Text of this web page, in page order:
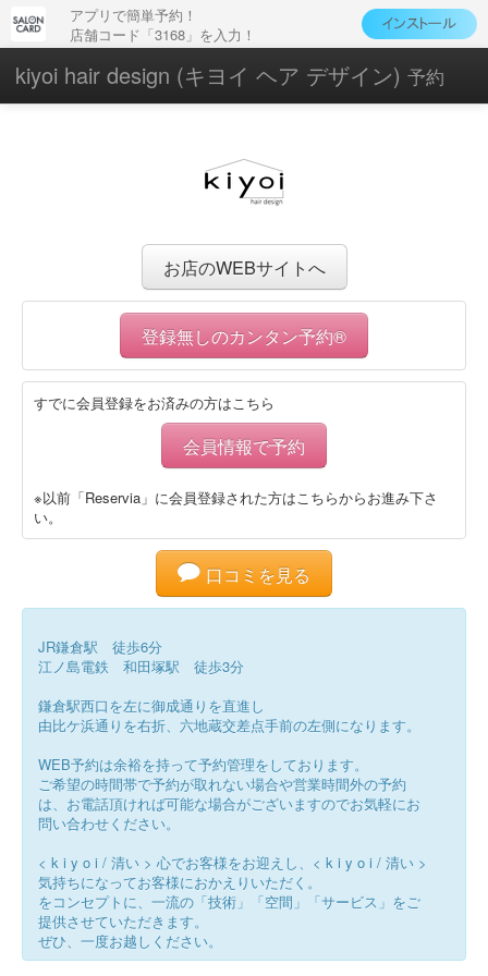
アプリで簡単予約！
店舗コード「3168」を入力！
kiyoi hair design (キヨイ ヘア デザイン) 予約
お店のWEBサイトへ
登録無しのカンタン予約®
すでに会員登録をお済みの方はこちら
会員情報で予約
※以前「Reservia」に会員登録された方はこちらからお進み下さ
い。
口コミを見る
JR鎌倉駅 徒歩6分
江ノ島電鉄 和田塚駅 徒歩3分
鎌倉駅西口を左に御成通りを直進し
由比ケ浜通りを右折、六地蔵交差点手前の左側になります。
WEB予約は余裕を持って予約管理をしております。
ご希望の時間帯で予約が取れない場合や営業時間外の予約
は、お電話頂ければ可能な場合がございますのでお気軽にお
問い合わせください。
< k i y o i / 清い > 心でお客様をお迎えし、< k i y o i / 清い >
気持ちになってお客様におかえりいただく。
をコンセプトに、一流の「技術」「空間」「サービス」をご
提供させていただきます。
ぜひ、一度お越しください。